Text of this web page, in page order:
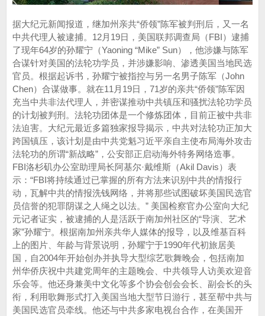
据大纪元新闻报道，继加州亲共“侨领”陈军被判刑后，又一名
中共代理人被逮捕。12月19日，美国联邦调查局（FBI）逮捕
了现年64岁的孙耀宁（Yaoning “Mike” Sun），他涉嫌与陈军
合谋针对美国的法轮功学员，并涉嫌影响、渗透美国当地民选
官员。根据起诉书，孙耀宁被指控与另一名男子陈军（John
Chen）合谋做事。就在11月19日，71岁的亲共“侨领”陈军因
充当中共非法代理人，并密谋推动中共镇压和骚扰法轮功学员
的计划被判刑。法轮功团体是一个修炼团体，目前正被中共非
法迫害。大纪元最近多篇独家报导揭示，中共对法轮功正加大
跨国镇压，该计划是由中共党魁习近平亲自主使布局海外攻击
法轮功的所谓“新战略”，公安部正启动海外特务网络造事。
FBI洛杉矶办公室助理局长阿基尔·戴维斯（Akil Davis）表
示：“FBI将持续通过已掌握的所有方法来识别中共的情报行
动，瓦解中共的情报洗钱网络，并将那些试图破坏美国民选官
员信誉的犯罪阴谋之人绳之以法。” 美国检察官办公室向大纪
元记者证实，被逮捕的人是活跃于南加州社区的“导演、艺术
家”孙耀宁。根据南加州亲共华人媒体的报导，以及维基百科
上的图片、年龄与背景说明，孙耀宁于1990年代初旅居美
国，自2004年开始创办并执导大型综艺歌舞晚会，包括南加
州华侨庆祝中共建党周年的主题晚会、中共领导人访美欢迎音
乐会等。他还身兼美中文化等多个协会创会会长、副会长的头
衔，利用歌舞形式打入美国当地大型节日游行，甚至帮中共与
美国民选官员牵线。他还与中共多家电视台合作，在美国开